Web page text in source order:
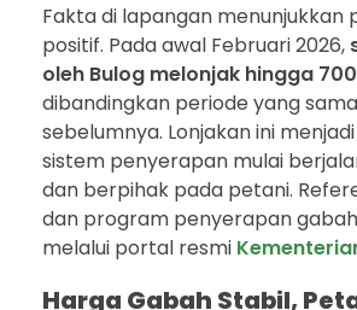
Fakta di lapangan menunjukkan
positif. Pada awal Februari 2026,
oleh Bulog melonjak hingga
dibandingkan periode yang
sebelumnya. Lonjakan ini
sistem penyerapan mulai
dan berpihak pada petani.
dan program penyerapan
melalui portal resmi
Harga Gabah Stabil,